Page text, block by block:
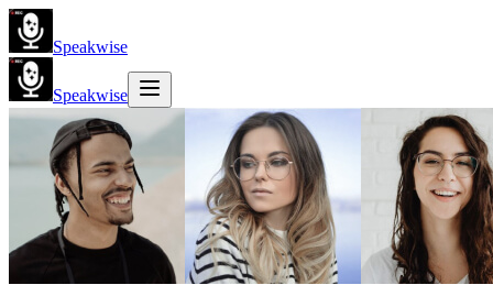
Speakwise
Speakwise